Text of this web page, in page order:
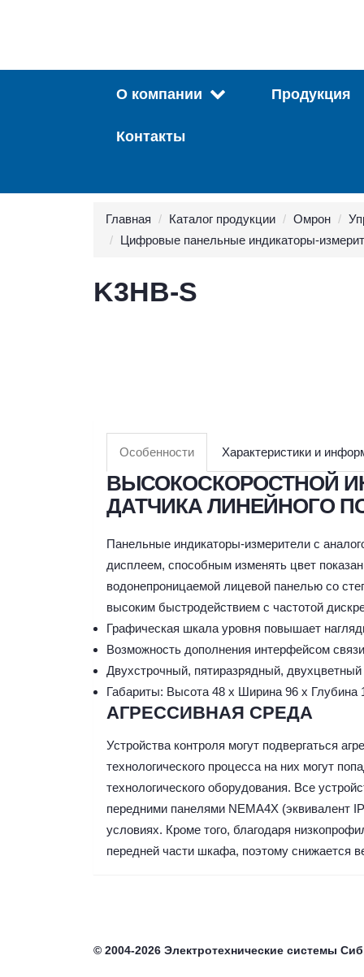
О компании Продукция
Контакты
Главная Каталог продукции Омрон
Цифровые панельные индикаторы-
K3HB-S
Особенности Характеристики и
ВЫСОКОСКОРОСТНОЙ
ДАТЧИКА ЛИНЕЙНОГО
Панельные индикаторы-измерители с
дисплеем, способным изменять цвет
водонепроницаемой лицевой панелью со
высоким быстродействием с частотой
Графическая шкала уровня повышает
Возможность дополнения интерфейсом
Двухстрочный, пятиразрядный,
Габариты: Высота 48 x Ширина 96 x Глубина
АГРЕССИВНАЯ СРЕДА
Устройства контроля могут подвергаться
технологического процесса на них могут
технологического оборудования. Все
передними панелями NEMA4X (эквивалент
условиях. Кроме того, благодаря
передней части шкафа, поэтому снижается
© 2004-2026 Электротехнические системы